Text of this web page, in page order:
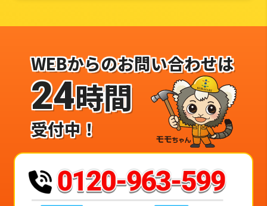
WEBからのお問い合わせは
24時間
受付中！